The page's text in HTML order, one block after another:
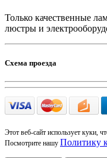
Только качественные
люстры и
Схема проезда
Этот веб-сайт использует куки,
Посмотрите нашу Политику